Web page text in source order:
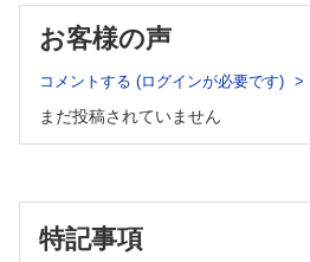
Question 2 薬が身体の中に入った後は
Question 4 薬ののみ合わせについて知
丈夫？
Question 6 食直前にのむ糖尿病の薬
Question 8 食事とのむタイミングが
なぜ？
Question 9 糖尿病治療薬の副作用の乳
Question 14 薬のシートも工夫され
Question 15 粉薬って粒の大きさが
いがあるの？
Question 17 ファンギゾン®シロッ
飲ませ方は？
Question 18 振らなくてはいけない
お客様の声
コメントする (ログインが必要です)
まだ投稿されていません
特記事項